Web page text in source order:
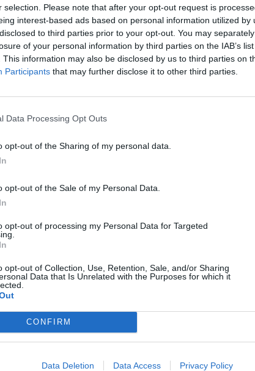
selection. Please note that after your opt-out request is
interest-based ads based on personal information utilized by
to third parties prior to your opt-out. You may
of your personal information by third parties on the IAB’s
This information may also be disclosed by us to third parties on
Participants that may further disclose it to other third parties.
Data Processing Opt Outs
opt-out of the Sharing of my personal data.
opt-out of the Sale of my Personal Data.
opt-out of processing my Personal Data for Targeted
opt-out of Collection, Use, Retention, Sale, and/or Sharing
Data that Is Unrelated with the Purposes for which it
CONFIRM
Data Deletion Data Access Privacy Policy
2
Νίκου Κινικλή και του Νίκου Ζαραδούκα στο
ούτε για τα μεταφορικά ούτε για την
την ετικέτα του προϊόντος μας και με τη
Samaritan΄s Purse προχωρήσαμε
600 μπουκάλια των 500 ml το ένα. Έτσι
οποίο κι είμαστε όλοι, ο δήμαρχος
ντόπιοι και ξένοι, εργαζόμενοι,
πολύ περήφανοι».
ΔΙΑΦΗΜΙΣΗ